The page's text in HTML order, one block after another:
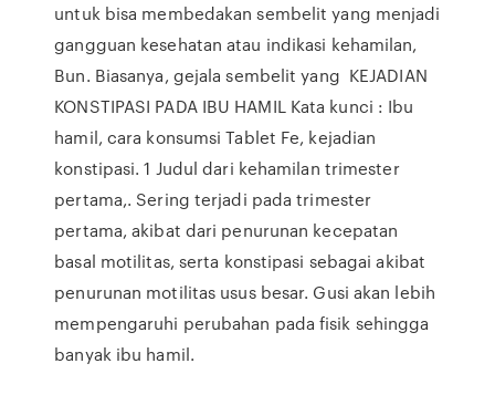
untuk bisa membedakan sembelit yang menjadi
gangguan kesehatan atau indikasi kehamilan,
Bun. Biasanya, gejala sembelit yang KEJADIAN
KONSTIPASI PADA IBU HAMIL Kata kunci : Ibu
hamil, cara konsumsi Tablet Fe, kejadian
konstipasi. 1 Judul dari kehamilan trimester
pertama,. Sering terjadi pada trimester
pertama, akibat dari penurunan kecepatan
basal motilitas, serta konstipasi sebagai akibat
penurunan motilitas usus besar. Gusi akan lebih
mempengaruhi perubahan pada fisik sehingga
banyak ibu hamil.